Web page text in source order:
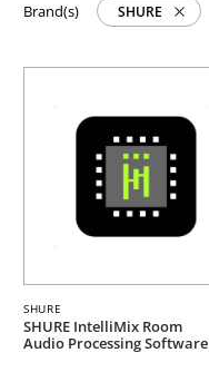
Brand(s) SHURE
SHURE
SHURE IntelliMix Room
Audio Processing Software